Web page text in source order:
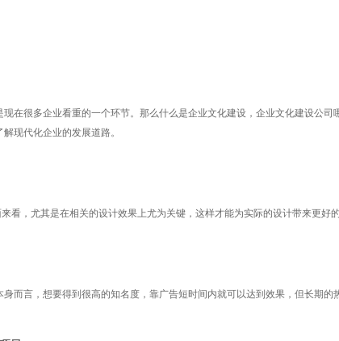
在很多企业看重的一个环节。那么什么是企业文化建设，企业文化建设公
现代化企业的发展道路。
看，尤其是在相关的设计效果上尤为关键，这样才能为实际的设计带来更好的
而言，想要得到很高的知名度，靠广告短时间内就可以达到效果，但长期